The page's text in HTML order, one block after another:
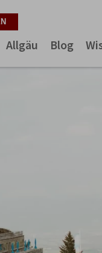
Allgäu Blog